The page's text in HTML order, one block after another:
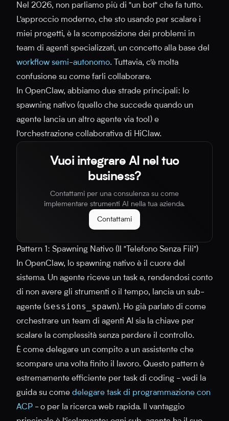
Nel 2026, non parliamo più di "un bot" che fa tutto.
L'approccio moderno, che sto usando per scalare i
miei progetti, è la scomposizione dei problemi in
team di agenti specializzati, un concetto alla base del
workflow semi-autonomo. Tuttavia, c'è molta
confusione su come farli collaborare.
In OpenClaw, abbiamo due strade principali: lo
spawning nativo (quello che succede quando un
agente lancia un altro agente via tool) e
l'orchestrazione collaborativa di HiClaw.
Vuoi integrare AI nel tuo
business?
Contattami per una consulenza su come
implementare strumenti AI nella tua azienda.
Contattami
Pattern 1: Spawning Nativo (Il "Telefono Senza Fili")
In OpenClaw, lo spawning nativo è il cuore del
sistema. Un agente riceve un task e, rendendosi conto
di non avere gli strumenti o il tempo, lancia un sub-
agente (sessions_spawn). Ho già parlato di come
orchestrare un team di agenti AI sia la chiave per
scalare la complessità senza perdere il controllo.
È come delegare un compito a un assistente che
scompare una volta finito il lavoro. Questo pattern è
estremamente efficiente per task di coding - vedi la
guida su come delegare task di programmazione con
ACP - o per la ricerca web rapida. Il vantaggio